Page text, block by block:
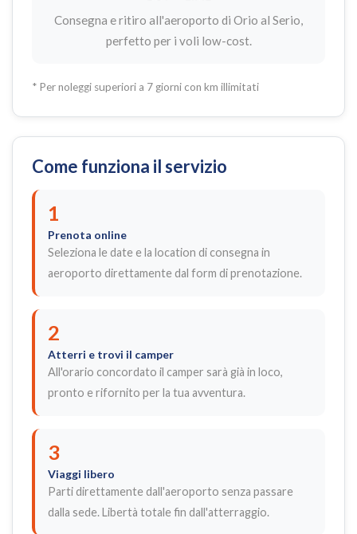
Consegna e ritiro all'aeroporto di Orio al Serio,
perfetto per i voli low-cost.
* Per noleggi superiori a 7 giorni con km illimitati
Come funziona il servizio
1
Prenota online
Seleziona le date e la location di consegna in
aeroporto direttamente dal form di prenotazione.
2
Atterri e trovi il camper
All'orario concordato il camper sarà già in loco,
pronto e rifornito per la tua avventura.
3
Viaggi libero
Parti direttamente dall'aeroporto senza passare
dalla sede. Libertà totale fin dall'atterraggio.